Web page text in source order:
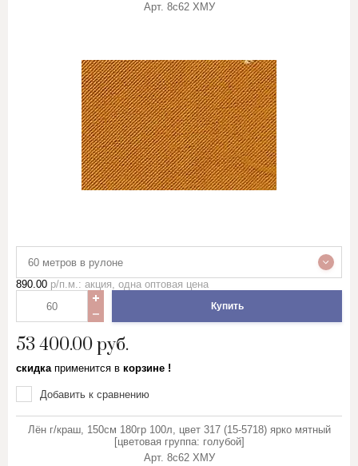
Арт. 8с62 ХМУ
60 метров в рулоне
890.00 р/п.м.: акция, одна оптовая цена
Купить
53 400.00руб.
скидка применится в корзине !
Добавить к сравнению
Лён г/краш, 150см 180гр 100л, цвет 317 (15-5718) ярко мятный
[цветовая группа: голубой]
Арт. 8с62 ХМУ